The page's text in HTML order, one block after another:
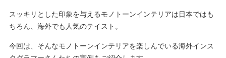
スッキリとした印象を与えるモノトーンインテリアは日本ではも
ちろん、海外でも人気のテイスト。
今回は、そんなモノトーンインテリアを楽しんでいる海外インス